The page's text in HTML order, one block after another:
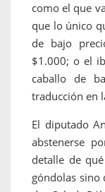
como el que
que lo único
de bajo
$1.000; o el
caballo de
traducción en
El diputado
abstenerse
detalle de
góndolas